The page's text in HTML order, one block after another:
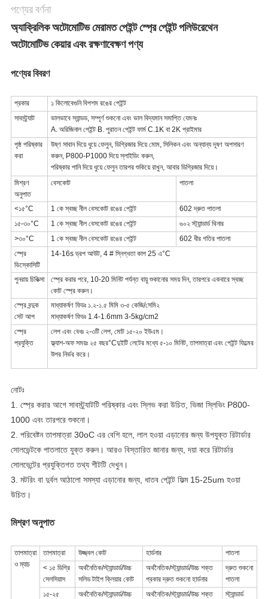
গোপনীয়তা
নীতি
পণ্যের বর্ণনা
অ্যাক্রিলিক অটোমোটিভ মেরামত পেইন্ট স্প্রে পেইন্ট পলিউরেথেন
অটোমোটিভ কেয়ার এবং রক্ষণাবেক্ষণ পণ্য
পণ্যের বিবরণ
প্রকার ১ কিলোবেগুনি বিপশম রঙের পেইন্ট
সাবস্ট্র্যাট
ভালভাবে স্যান্ডড, সম্পূর্ণ শুকনো এবং ভাল বিদ্যমান সমাপ্তি যেমনঃ
A. অরিজিনাল পেইন্ট B. পুরাতন পেইন্ট ফার্ম C.1K বা 2K প্রাইমার
পৃষ্ঠ পরিষ্কার
করা
উষ্ণ সাবান দিয়ে ধুয়ে ফেলুন, ডিগ্রিজার দিয়ে মোম, সিলিকন এবং অন্যান্য দূষণ অপসারণ
করুন, P800-P1000 দিয়ে স্লাইডিং করুন,
পরিষ্কার পানি দিয়ে ধুয়ে ফেলুন তারপর শুকিয়ে রাখুন, আবার ডিগ্রিজার দিয়ে।
মিশ্রণ
অনুপাত
বেসকোট পাতলা
<১৫°C 1 কে স্বচ্ছ নীল বেসকোট রঙের পেইন্ট
602 দ্রুত পাতলা
১৫-৩০°C 1 কে স্বচ্ছ নীল বেসকোট রঙের পেইন্ট
৬০২ স্ট্যান্ডার্ড থিনার
>৩০°C 1 কে স্বচ্ছ নীল বেসকোট রঙের পেইন্ট
602 ধীর গতির পাতলা
স্প্রে
ভিস্কোসিটি
14-16s ড্রপ আউট, 4 # স্নিগ্ধতা কাপ 25 এ°C
পুনরায় চিকিত্সা
স্প্রে করার পরে, 10-20 মিনিট পর্যন্ত বায়ু শুকানোর সময় দিন, তারপরে একবারে স্বচ্ছ
কোট স্প্রে করুন।
স্প্রে বন্দুক
সেট আপ
মাধ্যাকর্ষণ ফিডঃ ১.২-১.৫ মিমি ৩-৫ কেজি/সেমি২
মাধ্যাকর্ষণ ফিডঃ 1.4-1.6mm 3-5kg/cm2
স্প্রে
প্রযুক্তি
লেপ এবং বেধঃ ২-৩টি লেপ, মোট ১৫-২০ ইউএম।
ফ্ল্যাশ-অফ সময়ঃ ২৫ বছর°Cদুইটি লেটের মধ্যে ৫-১০ মিনিট, তাপমাত্রা এবং পেইন্ট ফিল্মের
উপর নির্ভর করে।
নোটঃ
1. স্প্রে করার আগে সাবস্ট্র্যাটটি পরিষ্কার এবং স্লিভ করা উচিত, ভিজা স্লিভিং P800-
1000 এবং তারপরে শুকনো।
2. পরিবেষ্টন তাপমাত্রা 30oC এর বেশি হলে, লাল হওয়া এড়ানোর জন্য উপযুক্ত রিটার্ডার
সোলভেন্টকে পাতলাতে যুক্ত করুন। আরও বিস্তারিত জানার জন্য, দয়া করে রিটার্ডার
সোলভেন্টের প্রযুক্তিগত তথ্য শীটটি দেখুন।
3. মটরিং বা দুর্বল আঠালো সমস্যা এড়ানোর জন্য, ধাতব পেইন্ট ফিল্ম 15-25um হওয়া
উচিত।
মিশ্রণ অনুপাত
তাপমাত্রা
ও ম্যাচ
তাপমাত্রা উজ্জ্বল কোট হার্ডনার
পাতলা
< ১৫ ডিগ্রি
সেলসিয়াস
অর্থনৈতিক/স্ট্যান্ডার্ড/উচ্চ
সলিড টাইপ ক্লিয়ার কোট
অর্থনৈতিক/স্ট্যান্ডার্ড/উচ্চ শক্ত
প্রকার দ্রুত শুকনো হার্ডনার
দ্রুত শুকনো
পাতলা
১৫-২৫
অর্থনৈতিক/স্ট্যান্ডার্ড/উচ্চ অর্থনৈতিক/স্ট্যান্ডার্ড/উচ্চ শক্ত স্ট্যান্ডার্ড